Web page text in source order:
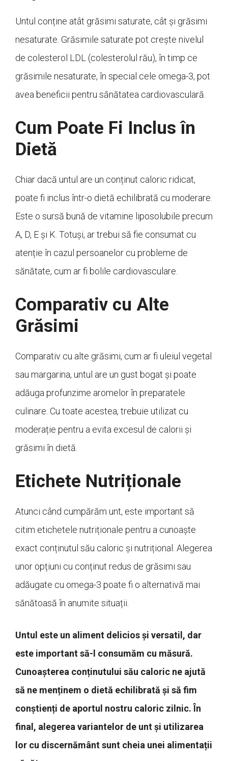
Untul conține atât grăsimi saturate, cât și grăsimi
nesaturate. Grăsimile saturate pot crește nivelul
de colesterol LDL (colesterolul rău), în timp ce
grăsimile nesaturate, în special cele omega-3, pot
avea beneficii pentru sănătatea cardiovasculară.
Cum Poate Fi Inclus în
Dietă
Chiar dacă untul are un conținut caloric ridicat,
poate fi inclus într-o dietă echilibrată cu moderare.
Este o sursă bună de vitamine liposolubile precum
A, D, E și K. Totuși, ar trebui să fie consumat cu
atenție în cazul persoanelor cu probleme de
sănătate, cum ar fi bolile cardiovasculare.
Comparativ cu Alte
Grăsimi
Comparativ cu alte grăsimi, cum ar fi uleiul vegetal
sau margarina, untul are un gust bogat și poate
adăuga profunzime aromelor în preparatele
culinare. Cu toate acestea, trebuie utilizat cu
moderație pentru a evita excesul de calorii și
grăsimi în dietă.
Etichete Nutriționale
Atunci când cumpărăm unt, este important să
citim etichetele nutriționale pentru a cunoaște
exact conținutul său caloric și nutrițional. Alegerea
unor opțiuni cu conținut redus de grăsimi sau
adăugate cu omega-3 poate fi o alternativă mai
sănătoasă în anumite situații.
Untul este un aliment delicios și versatil, dar
este important să-l consumăm cu măsură.
Cunoașterea conținutului său caloric ne ajută
să ne menținem o dietă echilibrată și să fim
conștienți de aportul nostru caloric zilnic. În
final, alegerea variantelor de unt și utilizarea
lor cu discernământ sunt cheia unei alimentații